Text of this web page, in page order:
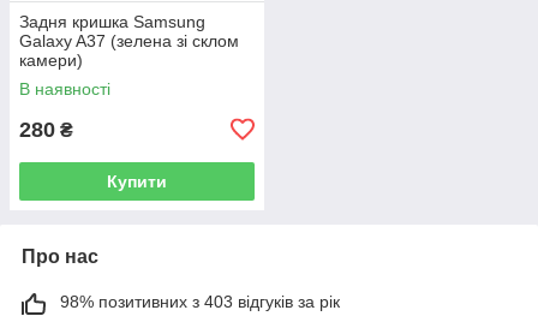
Задня кришка Samsung
Galaxy A37 (зелена зі склом
камери)
В наявності
280 ₴
Купити
Про нас
98% позитивних з 403 відгуків за рік